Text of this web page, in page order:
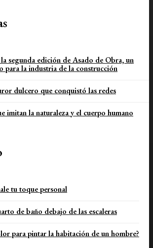
segunda edición de Asado de Obra, un
para la industria de la construcción
dulcero que conquistó las redes
imitan la naturaleza y el cuerpo humano
tu toque personal
de baño debajo de las escaleras
para pintar la habitación de un hombre?